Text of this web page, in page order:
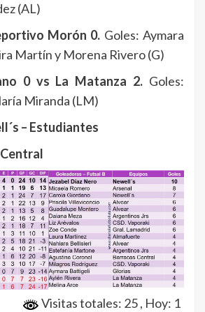
(AL)
Morón 0. Goles: Aymara
Martín y Morena Rivero (G)
0 vs La Matanza 2. Goles:
Miranda (LM)
– Estudiantes
Visitas totales: 25, Hoy: 1